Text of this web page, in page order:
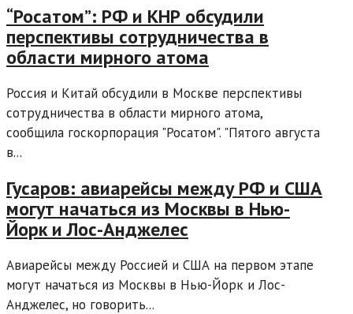
“Росатом”: РФ и КНР обсудили
перспективы сотрудничества в
области мирного атома
Россия и Китай обсудили в Москве перспективы
сотрудничества в области мирного атома,
сообщила госкорпорация "Росатом". "Пятого августа
в...
Гусаров: авиарейсы между РФ и США
могут начаться из Москвы в Нью-
Йорк и Лос-Анджелес
Авиарейсы между Россией и США на первом этапе
могут начаться из Москвы в Нью-Йорк и Лос-
Анджелес, но говорить...